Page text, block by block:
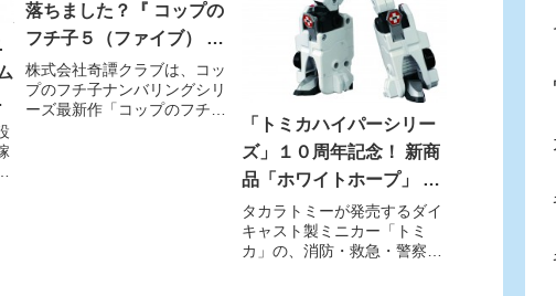
落ちました？『 コップの
フチ子５（ファイブ） 』
このご時世にこのクオリ
ティ！ 4年前と変わらず
200円！ 安すぎ！
株式会社奇譚クラブは、コッ
プのフチ子ナンバリングシリ
ーズ最新作「コップのフチ子
「トミカハイパーシリー
ズ」１０周年記念！ 新商
品「ホワイトホープ」 ７
月２日（土）新発売&タ
レントつるの剛士さんが
トミカハイパーシリーズ
タカラトミーが発売するダイ
キャスト製ミニカー「トミ
カ」の、消防・救急・警察・